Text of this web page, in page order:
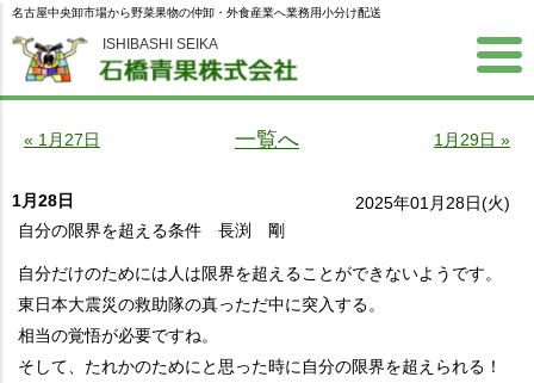
ISHIBASHI SEIKA
名古屋中央卸市場から野菜果物の仲卸・外食産業へ業務用小分け配送
« 1月27日 一覧へ 1月29日 »
1月28日
2025年01月28日(火)
自分の限界を超える条件 長渕 剛
自分だけのためには人は限界を超えることができないようです。
東日本大震災の救助隊の真っただ中に突入する。
相当の覚悟が必要ですね。
そして、たれかのためにと思った時に自分の限界を超えられる！